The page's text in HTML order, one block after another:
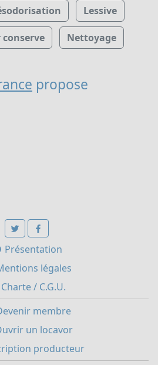
Lessive
Nettoyage
propose
Présentation
légales
Charte / C.G.U.
membre
un locavor
producteur